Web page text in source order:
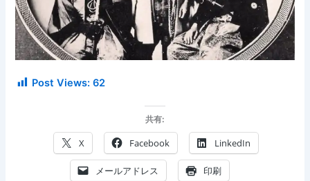
Post Views: 62
共有:
X Facebook LinkedIn
メールアドレス 印刷